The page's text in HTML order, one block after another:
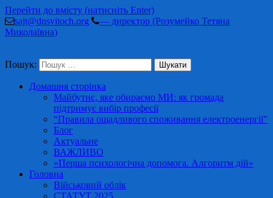
Перейти до вмісту (натисніть Enter)
sajt@dnsvitoch.org
— директор (Розумейко Тетяна
Миколаївна)
Пошук:
Домашня сторінка
Майбутнє, яке обираємо МИ: як громада
підтримує вибір професії
“Правила ощадливого споживання електроенергії”
Блог
Актуальне
ВАЖЛИВО
«Перша психологічна допомога. Алгоритм дій»
Головна
Військовий облік
СТАТУТ 2025